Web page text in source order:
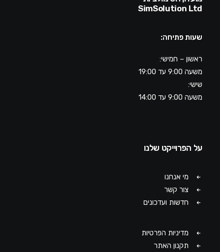
SimSolution Ltd
שעות פתיחה:
ראשון – חמישי:
משעה 9:00 עד 19:00
שישי:
משעה 9:00 עד 14:00
על הפרוייקט שלנו
מי אנחנו
צור קשר
חדשות ועדכונים
מדיניות הפרטיות
תקנון האתר